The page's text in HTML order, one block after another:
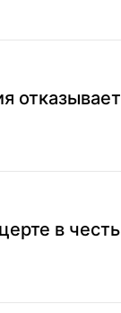
отказывает
в честь